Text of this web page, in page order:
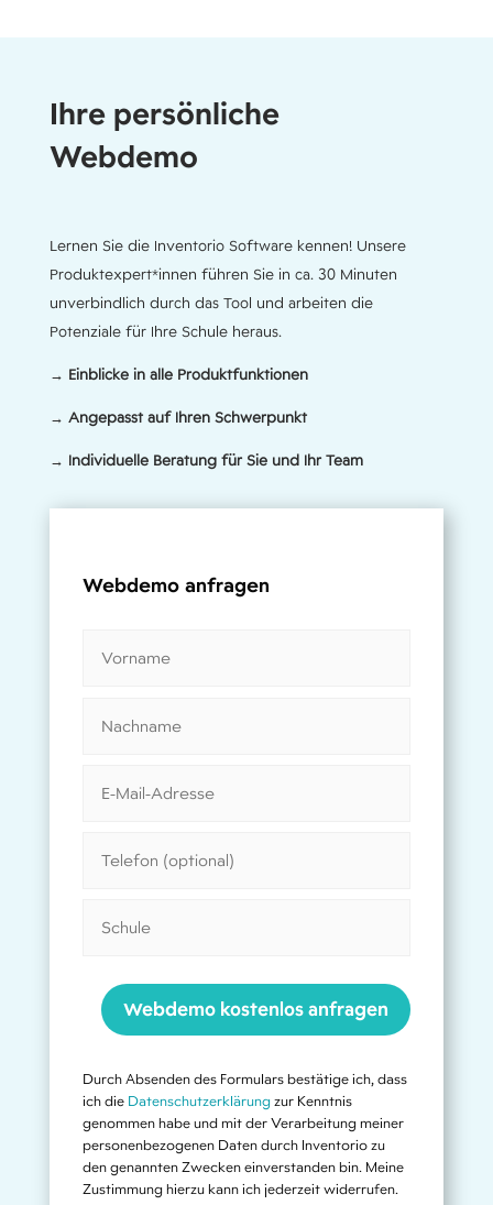
Ihre persönliche
Webdemo
Lernen Sie die Inventorio Software kennen! Unsere
Produktexpert*innen führen Sie in ca. 30 Minuten
unverbindlich durch das Tool und arbeiten die
Potenziale für Ihre Schule heraus.
→ Einblicke in alle Produktfunktionen
→ Angepasst auf Ihren Schwerpunkt
→ Individuelle Beratung für Sie und Ihr Team
Webdemo anfragen
Webdemo kostenlos anfragen
Durch Absenden des Formulars bestätige ich, dass
ich die Datenschutzerklärungzur Kenntnis
genommen habe und mit der Verarbeitung meiner
personenbezogenen Daten durch Inventorio zu
den genannten Zwecken einverstanden bin. Meine
Zustimmung hierzu kann ich jederzeit widerrufen.